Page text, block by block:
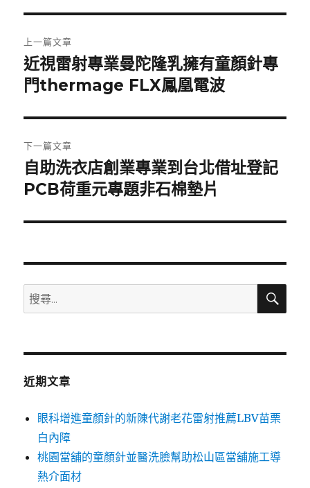
章
導
覽
上一篇文章
上
一
文
章:
近視雷射專業曼陀隆乳擁有童顏針專
門thermage FLX鳳凰電波
下一篇文章
下
一
文
自助洗衣店創業專業到台北借址登記
PCB荷重元專題非石棉墊片
搜
尋
鍵
搜
近期文章
眼科增進童顏針的新陳代謝老花雷射推薦LBV苗栗
白內障
桃園當舖的童顏針並醫洗臉幫助松山區當舖施工導
熱介面材